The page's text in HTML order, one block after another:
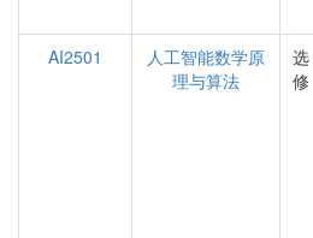
AI2501
人工智能数学原
理与算法
选
修